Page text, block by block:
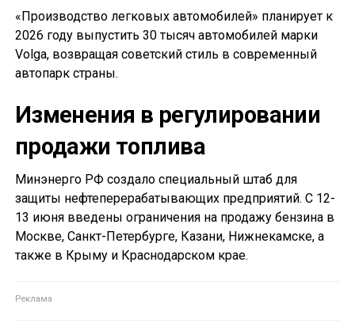
«Производство легковых автомобилей» планирует к
2026 году выпустить 30 тысяч автомобилей марки
Volga, возвращая советский стиль в современный
автопарк страны.
Изменения в регулировании
продажи топлива
Минэнерго РФ создало специальный штаб для
защиты нефтеперерабатывающих предприятий. С 12-
13 июня введены ограничения на продажу бензина в
Москве, Санкт-Петербурге, Казани, Нижнекамске, а
также в Крыму и Краснодарском крае.